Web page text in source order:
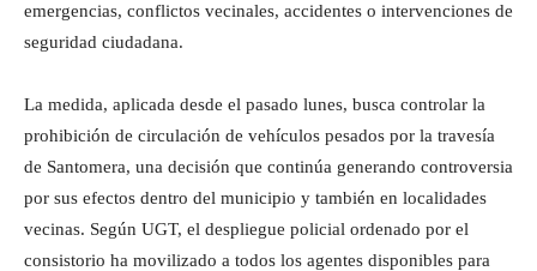
emergencias, conflictos vecinales, accidentes o intervenciones de
seguridad ciudadana.
La medida, aplicada desde el pasado lunes, busca controlar la
prohibición de circulación de vehículos pesados por la travesía
de Santomera, una decisión que continúa generando controversia
por sus efectos dentro del municipio y también en localidades
vecinas. Según UGT, el despliegue policial ordenado por el
consistorio ha movilizado a todos los agentes disponibles para